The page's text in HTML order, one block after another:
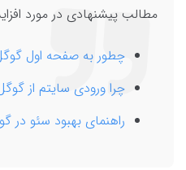
مطالب پیشنهادی در مورد
چطور به صفحه اول
چرا ورودی سایتم از
راهنمای بهبود سئو در